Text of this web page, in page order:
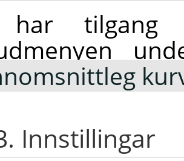
har
Innstillingar